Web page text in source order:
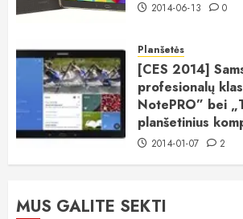
2014-06-13 0
Planšetės
[CES 2014]
profesionalų
NotePRO” bei
planšetinius
2014-01-07 2
MUS GALITE SEKTI